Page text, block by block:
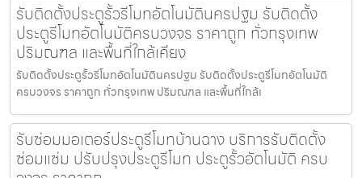
รับติดตั้งประตูรั้วรีโมทอัตโนมัตินครปฐม รับติดตั้ง
ประตูรีโมทอัตโนมัติครบวงจร ราคาถูก ทั่วกรุงเทพ
ปริมณฑล และพื้นที่ใกล้เคียง
รับติดตั้งประตูรั้วรีโมทอัตโนมัตินครปฐม รับติดตั้งประตูรีโมทอัตโนมัติ
ครบวงจร ราคาถูก ทั่วกรุงเทพ ปริมณฑล และพื้นที่ใกล้เ
รับซ่อมมอเตอร์ประตูรีโมทบ้านฉาง บริการรับติดตั้ง
ซ่อมแซ่ม ปรับปรุงประตูรีโมท ประตูรั้วอัตโนมัติ ครบ